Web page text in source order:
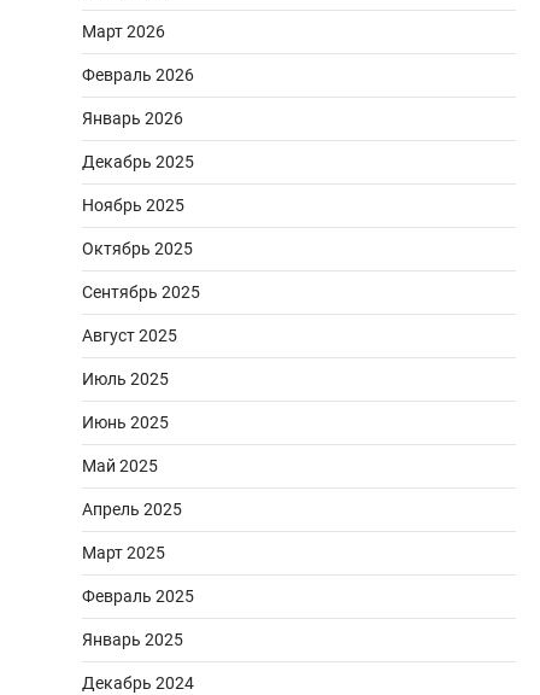
Март 2026
Февраль 2026
Январь 2026
Декабрь 2025
Ноябрь 2025
Октябрь 2025
Сентябрь 2025
Август 2025
Июль 2025
Июнь 2025
Май 2025
Апрель 2025
Март 2025
Февраль 2025
Январь 2025
Декабрь 2024